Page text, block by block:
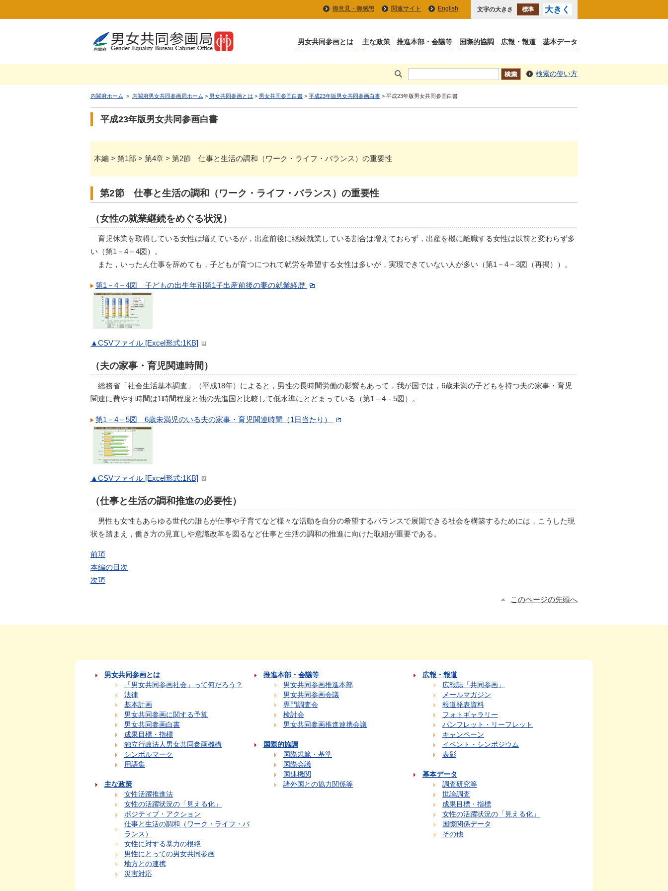
御意見・御感想 関連サイト English 文字の大きさ 標準 大きく
検索の使い方
内閣府ホーム > 内閣府男女共同参画局ホーム > 男女共同参画とは > 男女共同参画白書 > 平成23年版男女共同参画白書 > 平成23年版男女共同参画白書
平成23年版男女共同参画白書
本編 > 第1部 > 第4章 > 第2節 仕事と生活の調和（ワーク・ライフ・バランス）の重要性
第2節 仕事と生活の調和（ワーク・ライフ・バランス）の重要性
（女性の就業継続をめぐる状況）
育児休業を取得している女性は増えているが，出産前後に継続就業している割合は増えておらず，出産を機に離職する女性は以前と変わらず多
い（第1－4－4図）。
また，いったん仕事を辞めても，子どもが育つにつれて就労を希望する女性は多いが，実現できていない人が多い（第1－4－3図（再掲））。
第1－4－4図 子どもの出生年別第1子出産前後の妻の就業経歴
▲CSVファイル [Excel形式:1KB]
（夫の家事・育児関連時間）
総務省「社会生活基本調査」（平成18年）によると，男性の長時間労働の影響もあって，我が国では，6歳未満の子どもを持つ夫の家事・育児
関連に費やす時間は1時間程度と他の先進国と比較して低水準にとどまっている（第1－4－5図）。
第1－4－5図 6歳未満児のいる夫の家事・育児関連時間（1日当たり）
▲CSVファイル [Excel形式:1KB]
（仕事と生活の調和推進の必要性）
男性も女性もあらゆる世代の誰もが仕事や子育てなど様々な活動を自分の希望するバランスで展開できる社会を構築するためには，こうした現
状を踏まえ，働き方の見直しや意識改革を図るなど仕事と生活の調和の推進に向けた取組が重要である。
前項
本編の目次
次項
このページの先頭へ